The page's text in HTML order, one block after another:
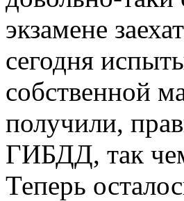
экзамене
сегодня
собственной
получили,
ГИБДД, так
Теперь